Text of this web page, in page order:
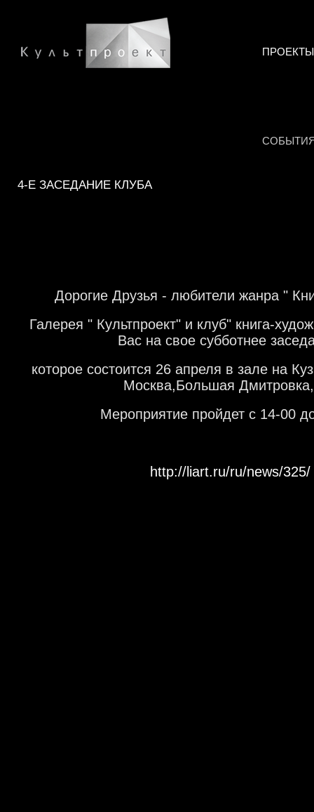
ПРОЕКТЫ
4-Е ЗАСЕДАНИЕ КЛУБА
Дорогие Друзья - любители жанра "
Галерея " Культпроект" и клуб" книга-
Вас на свое субботнее
которое состоится 26 апреля в зале на
Москва,Большая
Мероприятие пройдет с 14-00
http://liart.ru/ru/news/325/